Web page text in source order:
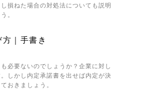
損ねた場合の対処法についても説明
。
｜手書き
必要ないのでしょうか？企業に対し
しかし内定承諾書を出せば内定が決
おきましょう。